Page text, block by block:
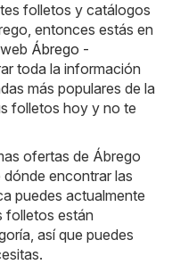
folletos y catálogos
entonces estás en
Ábrego -
toda la información
más populares de la
folletos hoy y no te
ofertas de Ábrego
encontrar las
puedes actualmente
folletos están
así que puedes